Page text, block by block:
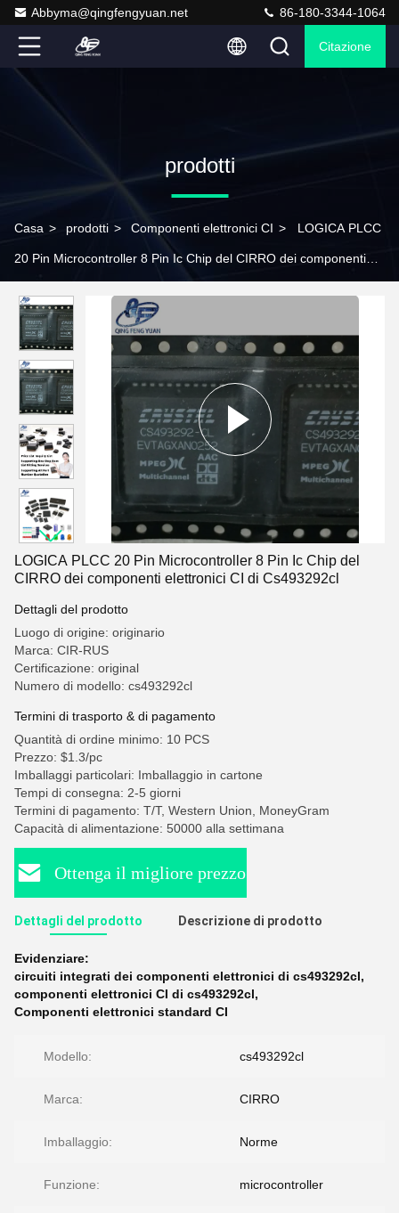
Abbyma@qingfengyuan.net 86-180-3344-1064
Citazione
prodotti
Casa > prodotti > Componenti elettronici CI > LOGICA PLCC
20 Pin Microcontroller 8 Pin Ic Chip del CIRRO dei componenti
LOGICA PLCC 20 Pin Microcontroller 8 Pin Ic Chip del
CIRRO dei componenti elettronici CI di Cs493292cl
Dettagli del prodotto
Luogo di origine: originario
Marca: CIR-RUS
Certificazione: original
Numero di modello: cs493292cl
Termini di trasporto & di pagamento
Quantità di ordine minimo: 10 PCS
Prezzo: $1.3/pc
Imballaggi particolari: Imballaggio in cartone
Tempi di consegna: 2-5 giorni
Termini di pagamento: T/T, Western Union, MoneyGram
Capacità di alimentazione: 50000 alla settimana
Ottenga il migliore prezzo
Dettagli del prodotto Descrizione di prodotto
Evidenziare:
circuiti integrati dei componenti elettronici di cs493292cl,
componenti elettronici CI di cs493292cl,
Componenti elettronici standard CI
Modello: cs493292cl
Marca: CIRRO
Imballaggio: Norme
Funzione: microcontroller